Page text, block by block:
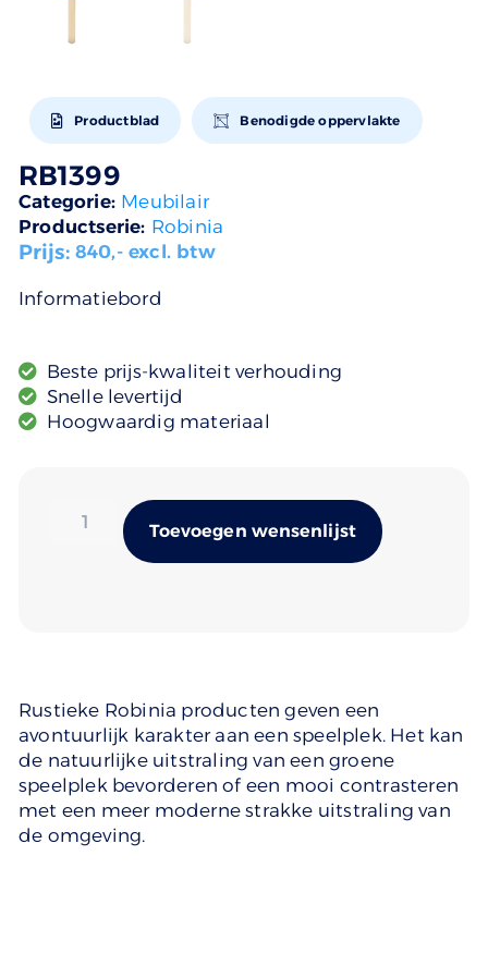
Productblad Benodigde oppervlakte
RB1399
Categorie: Meubilair
Productserie: Robinia
Prijs:840,- excl. btw
Informatiebord
Beste prijs-kwaliteit verhouding
Snelle levertijd
Hoogwaardig materiaal
Toevoegen wensenlijst
Rustieke Robinia producten geven een
avontuurlijk karakter aan een speelplek. Het kan
de natuurlijke uitstraling van een groene
speelplek bevorderen of een mooi contrasteren
met een meer moderne strakke uitstraling van
de omgeving.